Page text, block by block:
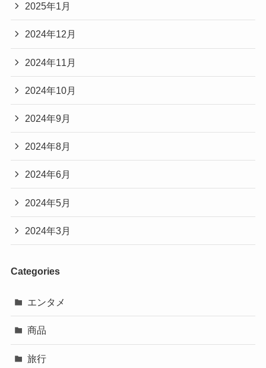
2025年1月
2024年12月
2024年11月
2024年10月
2024年9月
2024年8月
2024年6月
2024年5月
2024年3月
Categories
エンタメ
商品
旅行